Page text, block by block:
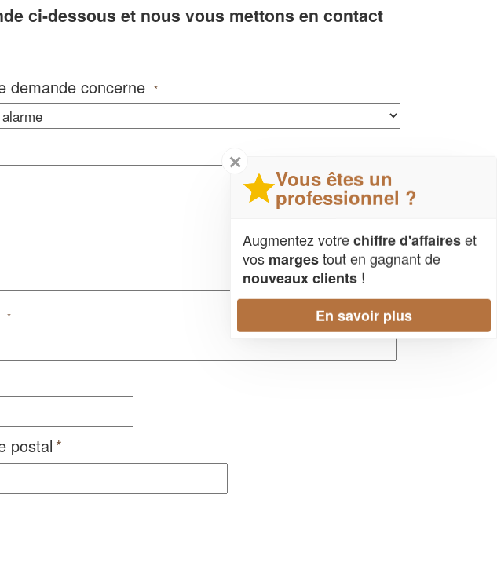
ci-dessous et nous vous mettons en contact
demande concerne *
*
postal
✕
Vous êtes un
professionnel ?
Augmentez votrechiffre d'affaireset
vos margestout en gagnant de
nouveaux clients !
En savoir plus